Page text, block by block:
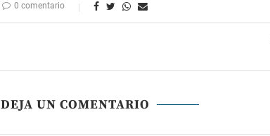
0 comentario
DEJA UN COMENTARIO